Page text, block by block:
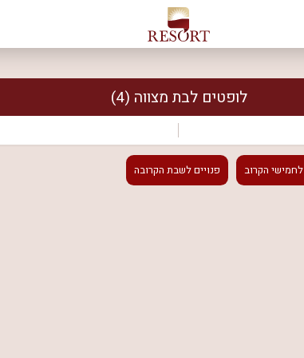
לופטים לבת מצווה (4)
לחמישי הקרוב פנוייםלשבת הקרובה